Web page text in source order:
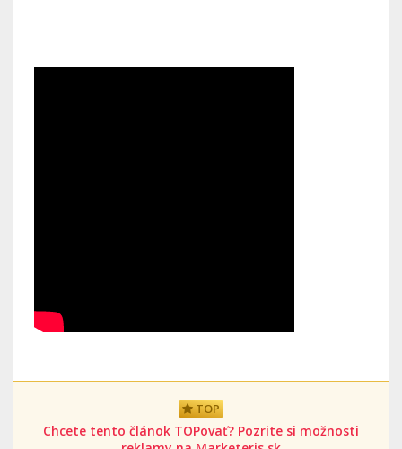
TOP
Chcete tento článok TOPovať? Pozrite si možnosti